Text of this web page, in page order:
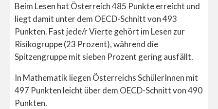
Beim Lesen hat Österreich 485 Punkte erreicht und
liegt damit unter dem OECD-Schnitt von 493
Punkten. Fast jede/r Vierte gehört im Lesen zur
Risikogruppe (23 Prozent), während die
Spitzengruppe mit sieben Prozent gering ausfällt.
In Mathematik liegen Österreichs SchülerInnen mit
497 Punkten leicht über dem OECD-Schnitt von 490
Punkten.